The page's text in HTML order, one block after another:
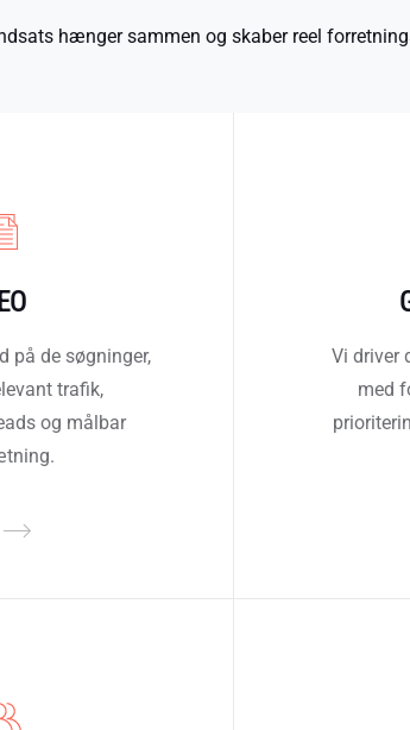
hænger sammen og skaber reel
på de søgninger,
trafik,
og målbar
Vi driver
med